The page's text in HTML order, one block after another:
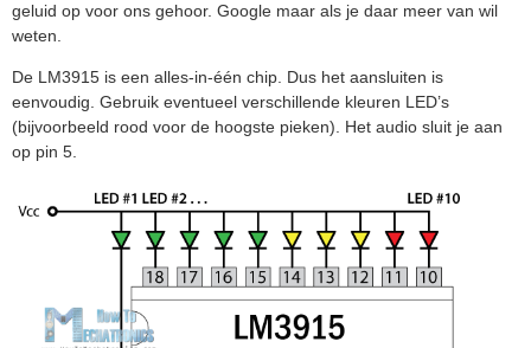
geluid op voor ons gehoor. Google maar als je daar meer van wil
weten.
De LM3915 is een alles-in-één chip. Dus het aansluiten is
eenvoudig. Gebruik eventueel verschillende kleuren LED’s
(bijvoorbeeld rood voor de hoogste pieken). Het audio sluit je aan
op pin 5.